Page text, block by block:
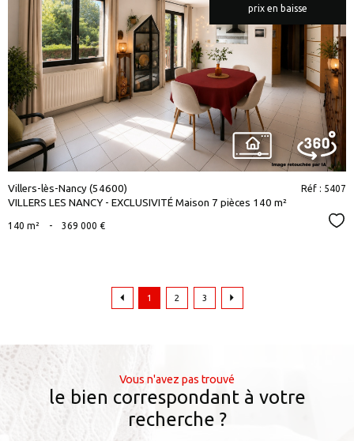
prix en baisse
voir le
bien
Villers-lès-Nancy (54600)
VILLERS LES NANCY - EXCLUSIVITÉ Maison 7 pièces 140 m²
Réf : 5407
140 m² - 369 000 €
1 2 3
Vous n'avez pas trouvé
le bien correspondant à votre
recherche ?